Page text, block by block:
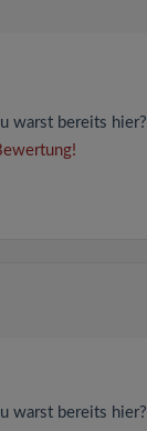
warst bereits hier?
warst bereits hier?